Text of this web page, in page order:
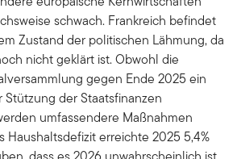
schwach. Frankreich befindet
Zustand der politischen Lähmung, da
nicht geklärt ist. Obwohl die
gegen Ende 2025 ein
der Staatsfinanzen
umfassendere Maßnahmen
Haushaltsdefizit erreichte 2025 5,4%